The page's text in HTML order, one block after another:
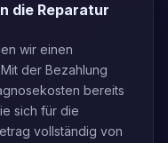
die Reparatur
wir einen
der Bezahlung
bereits
sich für die
vollständig von